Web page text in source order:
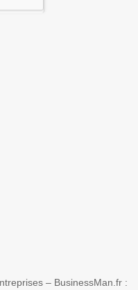
– BusinessMan.fr :